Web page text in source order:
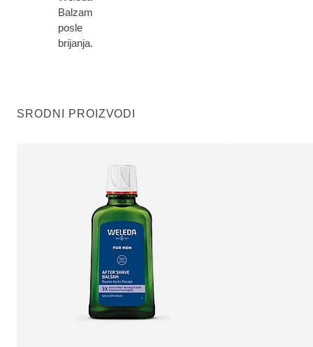
Balzam
posle
brijanja.
SRODNI PROIZVODI